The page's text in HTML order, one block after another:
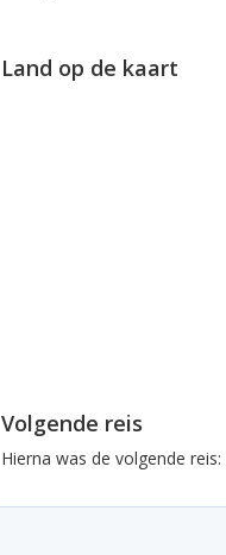
Land op de kaart
Volgende reis
Hierna was de volgende reis: